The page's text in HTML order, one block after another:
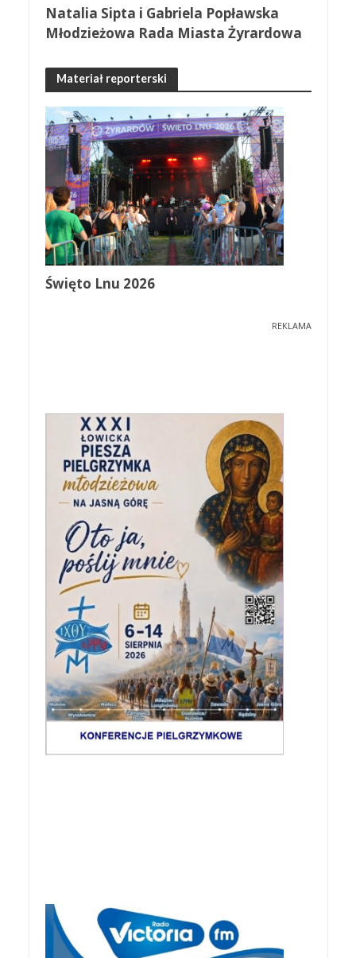
Natalia Sipta i Gabriela Popławska
Młodzieżowa Rada Miasta Żyrardowa
Materiał reporterski
Święto Lnu 2026
REKLAMA